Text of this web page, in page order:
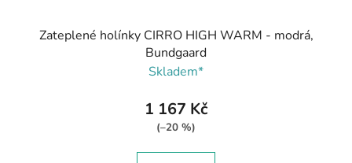
Zateplené holínky CIRRO HIGH WARM - modrá,
Bundgaard
Skladem*
1 167 Kč
(–20 %)